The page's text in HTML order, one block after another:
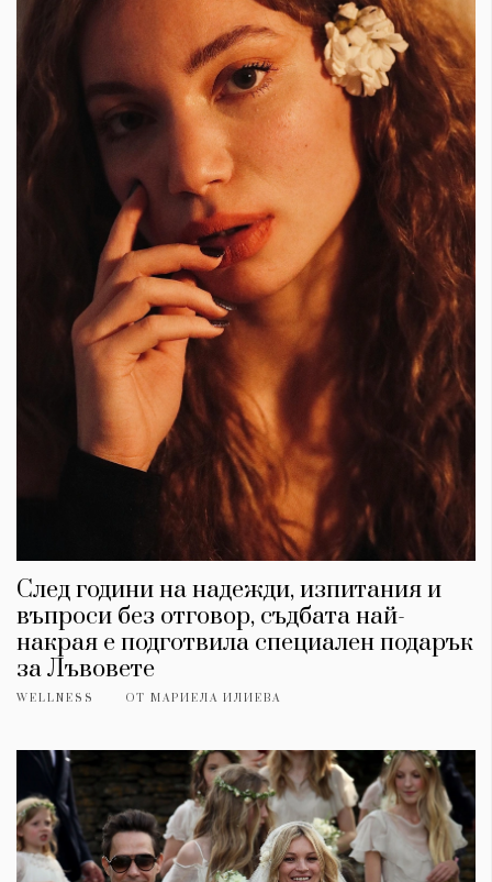
След години на надежди, изпитания и
въпроси без отговор, съдбата най-
накрая е подготвила специален подарък
за Лъвовете
WELLNESS ОТ МАРИЕЛА ИЛИЕВА